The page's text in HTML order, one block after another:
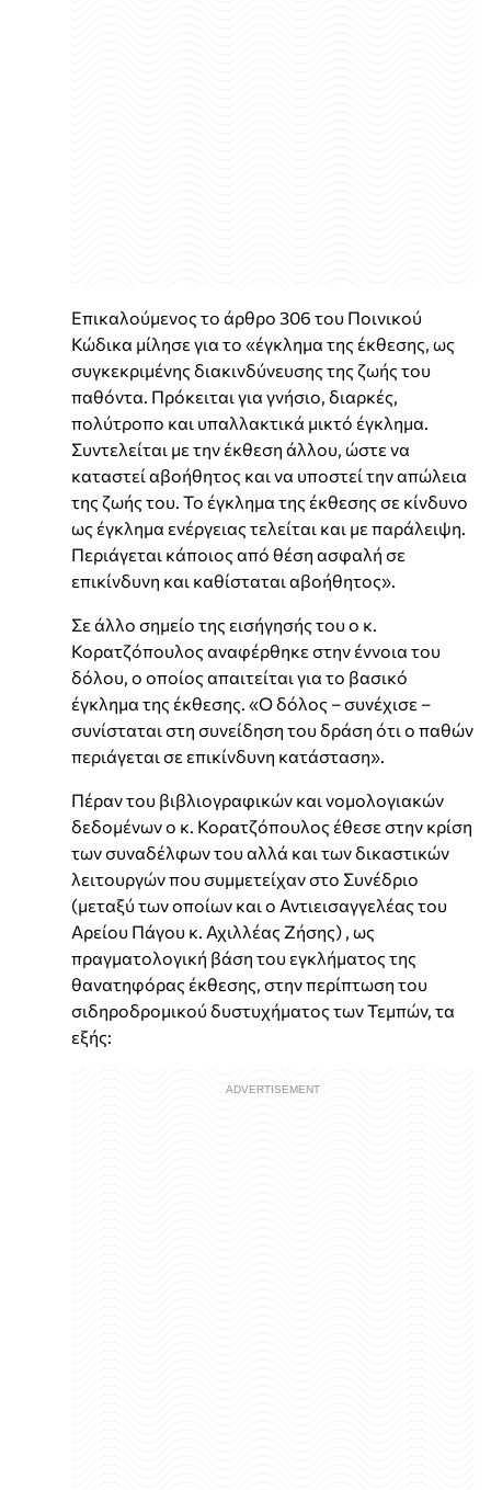
Επικαλούμενος το άρθρο 306 του Ποινικού
Κώδικα μίλησε για το «έγκλημα της έκθεσης, ως
συγκεκριμένης διακινδύνευσης της ζωής του
παθόντα. Πρόκειται για γνήσιο, διαρκές,
πολύτροπο και υπαλλακτικά μικτό έγκλημα.
Συντελείται με την έκθεση άλλου, ώστε να
καταστεί αβοήθητος και να υποστεί την απώλεια
της ζωής του. Το έγκλημα της έκθεσης σε κίνδυνο
ως έγκλημα ενέργειας τελείται και με παράλειψη.
Περιάγεται κάποιος από θέση ασφαλή σε
επικίνδυνη και καθίσταται αβοήθητος».
Σε άλλο σημείο της εισήγησής του ο κ.
Κορατζόπουλος αναφέρθηκε στην έννοια του
δόλου, ο οποίος απαιτείται για το βασικό
έγκλημα της έκθεσης. «Ο δόλος – συνέχισε –
συνίσταται στη συνείδηση του δράση ότι ο παθών
περιάγεται σε επικίνδυνη κατάσταση».
Πέραν του βιβλιογραφικών και νομολογιακών
δεδομένων ο κ. Κορατζόπουλος έθεσε στην κρίση
των συναδέλφων του αλλά και των δικαστικών
λειτουργών που συμμετείχαν στο Συνέδριο
(μεταξύ των οποίων και ο Αντιεισαγγελέας του
Αρείου Πάγου κ. Αχιλλέας Ζήσης) , ως
πραγματολογική βάση του εγκλήματος της
θανατηφόρας έκθεσης, στην περίπτωση του
σιδηροδρομικού δυστυχήματος των Τεμπών, τα
εξής: